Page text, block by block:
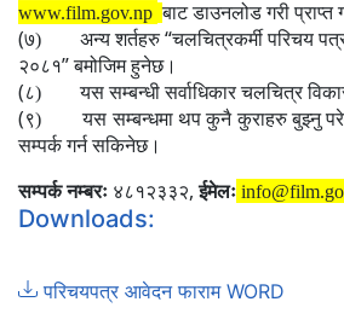
www.film.gov.np बाट डाउनलोड गरी प्राप्त
(७) अन्य शर्तहरु “चलचित्रकर्मी परिचय
२०८१”बमोजिम हुनेछ।
(८) यस सम्बन्धी सर्वाधिकार चलचित्र
(९)
यस सम्बन्धमा थप कुनै कुराहरु बुझ्नु
सम्पर्क गर्न सकिनेछ।
सम्पर्क नम्बरः ४८१२३३२, ईमेलः
Downloads:
परिचयपत्र आवेदन फाराम WORD